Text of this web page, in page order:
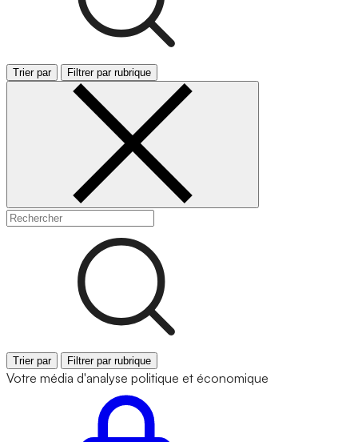
Trier par Filtrer par rubrique
Trier par Filtrer par rubrique
Votre média d'analyse politique et économique